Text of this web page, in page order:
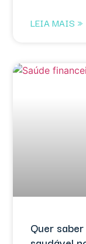
LEIA MAIS »
Quer